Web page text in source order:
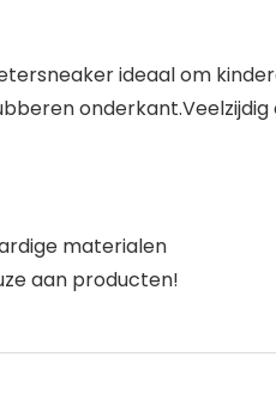
ideaal om
materialen
aan producten!